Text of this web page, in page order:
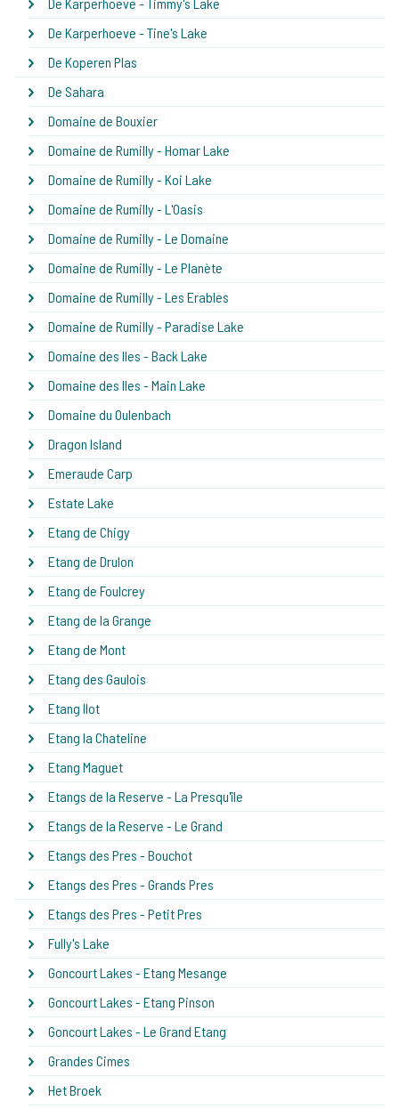
De Karperhoeve - Tine's Lake
De Koperen Plas
De Sahara
Domaine de Bouxier
Domaine de Rumilly - Homar Lake
Domaine de Rumilly - Koi Lake
Domaine de Rumilly - L'Oasis
Domaine de Rumilly - Le Domaine
Domaine de Rumilly - Le Planète
Domaine de Rumilly - Les Erables
Domaine de Rumilly - Paradise Lake
Domaine des Iles - Back Lake
Domaine des Iles - Main Lake
Domaine du Oulenbach
Dragon Island
Emeraude Carp
Estate Lake
Etang de Chigy
Etang de Drulon
Etang de Foulcrey
Etang de la Grange
Etang de Mont
Etang des Gaulois
Etang Ilot
Etang la Chateline
Etang Maguet
Etangs de la Reserve - La Presqu'île
Etangs de la Reserve - Le Grand
Etangs des Pres - Bouchot
Etangs des Pres - Grands Pres
Etangs des Pres - Petit Pres
Fully's Lake
Goncourt Lakes - Etang Mesange
Goncourt Lakes - Etang Pinson
Goncourt Lakes - Le Grand Etang
Grandes Cimes
Het Broek